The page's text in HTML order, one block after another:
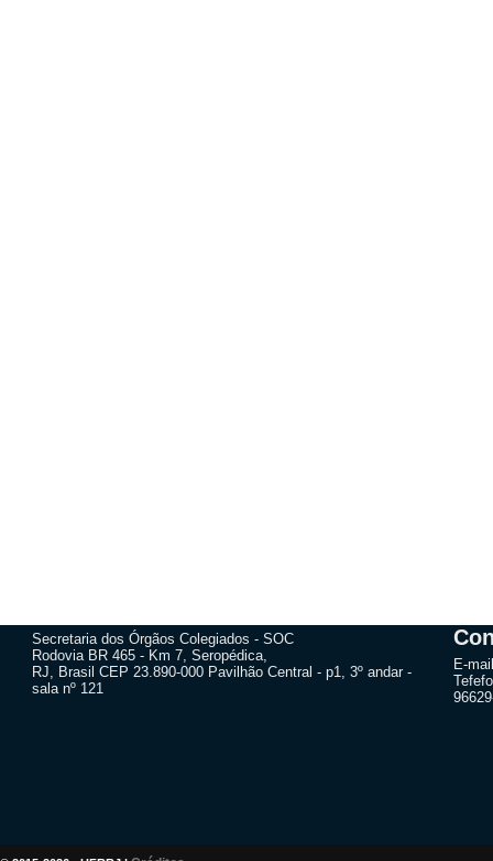
Secretaria dos Órgãos Colegiados - SOC
Rodovia BR 465 - Km 7, Seropédica,
RJ, Brasil CEP 23.890-000 Pavilhão Central - p1, 3º andar -
sala nº 121
E-